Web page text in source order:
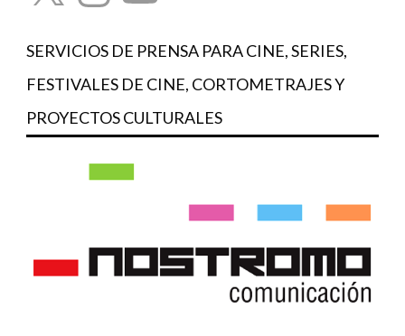
SERVICIOS DE PRENSA PARA CINE, SERIES,
FESTIVALES DE CINE, CORTOMETRAJES Y
PROYECTOS CULTURALES